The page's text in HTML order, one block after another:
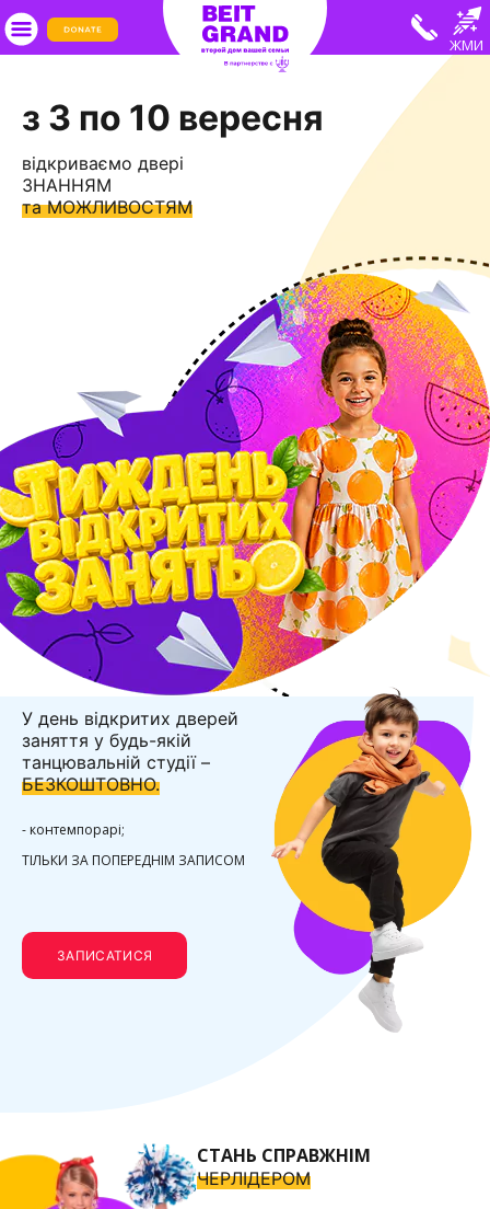
ЖМИ
з 3 по 10 вересня
відкриваємо двері
ЗНАННЯМ
та МОЖЛИВОСТЯМ
Кожен день чекаємо вас на заняття за розкладом Це можливість
весь трждень безкоштовно прийти в будь-яку студію та обрати
свою та отримати в подарунок заняття при покупці абонементу.
Участь тільки за попереднім записом.
ЗАПИСАТИСЯ
У день відкритих дверей
заняття у будь-якій
танцювальній студії –
БЕЗКОШТОВНО.
- контемпорарі;
ТІЛЬКИ ЗА ПОПЕРЕДНІМ ЗАПИСОМ
ЗАПИСАТИСЯ
СТАНЬ СПРАВЖНІМ
ЧЕРЛІДЕРОМ